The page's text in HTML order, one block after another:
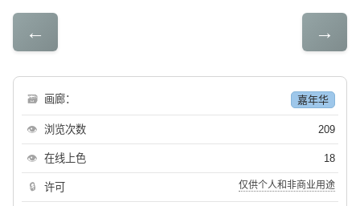
← →
🗃 画廊： 嘉年华
👁 浏览次数 209
👁 在线上色 18
🔒 许可 仅供个人和非商业用途